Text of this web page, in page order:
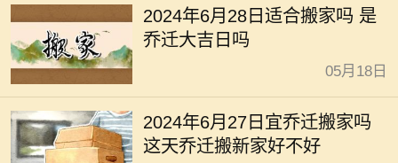
2024年6月28日适合搬家吗 是
乔迁大吉日吗
05月18日
2024年6月27日宜乔迁搬家吗
这天乔迁搬新家好不好